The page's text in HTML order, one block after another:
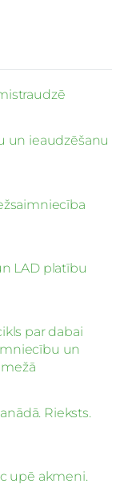
un ieaudzēšanu
LAD platību
par dabai
un
Rieksts.
upē akmeni.